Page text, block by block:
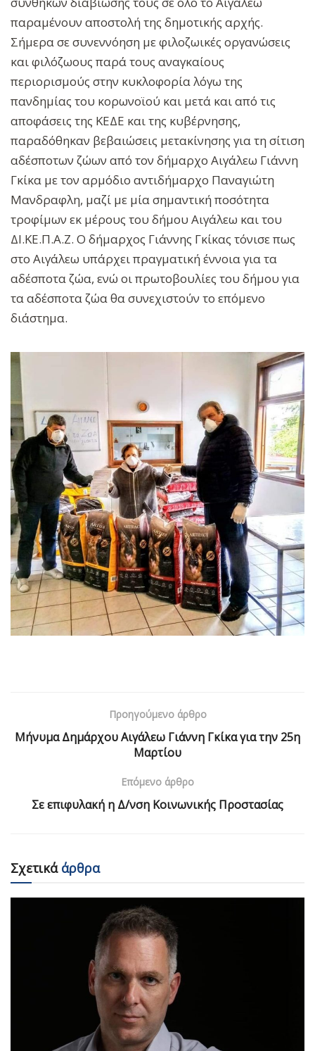
παραμένουν αποστολή της δημοτικής αρχής.
Σήμερα σε συνεννόηση με φιλοζωικές οργανώσεις
και φιλόζωους παρά τους αναγκαίους
περιορισμούς στην κυκλοφορία λόγω της
πανδημίας του κορωνοϊού και μετά και από τις
αποφάσεις της ΚΕΔΕ και της κυβέρνησης,
παραδόθηκαν βεβαιώσεις μετακίνησης για τη σίτιση
αδέσποτων ζώων από τον δήμαρχο Αιγάλεω Γιάννη
Γκίκα με τον αρμόδιο αντιδήμαρχο Παναγιώτη
Μανδραφλη, μαζί με μία σημαντική ποσότητα
τροφίμων εκ μέρους του δήμου Αιγάλεω και του
ΔΙ.ΚΕ.Π.Α.Ζ. Ο δήμαρχος Γιάννης Γκίκας τόνισε πως
στο Αιγάλεω υπάρχει πραγματική έννοια για τα
αδέσποτα ζώα, ενώ οι πρωτοβουλίες του δήμου για
τα αδέσποτα ζώα θα συνεχιστούν το επόμενο
διάστημα.
Προηγούμενο άρθρο
Μήνυμα Δημάρχου Αιγάλεω Γιάννη Γκίκα για την 25η
Μαρτίου
Επόμενο άρθρο
Σε επιφυλακή η Δ/νση Κοινωνικής Προστασίας
Σχετικάάρθρα